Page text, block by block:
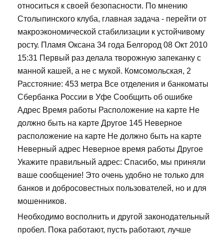
относиться к своей безопасности. По мнению
Столыпинского клуба, главная задача - перейти от
макроэкономической стабилизации к устойчивому
росту. Пламя Оксана 34 года Белгород 08 Окт 2010
15:31 Первый раз делала творожную запеканку с
манной кашей, а не с мукой. Комсомольская, 2
Расстояние: 453 метра Все отделения и банкоматы
Сбербанка России в Уфе Сообщить об ошибке
Адрес Время работы Расположение на карте Не
должно быть на карте Другое 145 Неверное
расположение на карте Не должно быть на карте
Неверный адрес Неверное время работы Другое
Укажите правильный адрес: Спасибо, мы приняли
ваше сообщение! Это очень удобно не только для
банков и добросовестных пользователей, но и для
мошенников.
Необходимо восполнить и другой законодательный
пробел. Пока работают, пусть работают, лучше